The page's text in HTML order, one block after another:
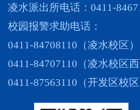
凌水派出所电话：0411-
校园报警求助电话：
0411-84708110（凌水校区）
0411-84707110（凌水校区西
0411-87563110（开发区校区